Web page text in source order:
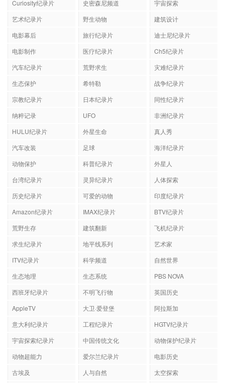
Curiosity纪录片 史密森尼频道
宇宙探索
艺术纪录片
野生动物
建筑设计
电影幕后
旅行纪录片
迪士尼纪录片
电影制作
医疗纪录片
Ch5纪录片
汽车纪录片
荒野求生
灾难纪录片
生态保护
希特勒
战争纪录片
宗教纪录片
日本纪录片
同性纪录片
纳粹记录
UFO
非洲纪录片
HULU纪录片
外星生命
真人秀
汽车改装
足球
海洋纪录片
动物保护
科普纪录片
外星人
台湾纪录片
灵异纪录片
人体探索
历史纪录片
可爱的动物
印度纪录片
Amazon纪录片
IMAX纪录片
BTV纪录片
荒野生存
建筑翻新
飞机纪录片
求生纪录片
地平线系列
艺术家
ITV纪录片
科学频道
自然世界
生态地理
生态系统
PBS NOVA
西班牙纪录片
不明飞行物
英国历史
AppleTV
大卫·爱登堡
阿拉斯加
意大利纪录片
工程纪录片
HGTV纪录片
宇宙探索纪录片
中国传统文化
动物保护纪录片
动物超能力
爱尔兰纪录片
电影历史
古埃及
人与自然
太空探索